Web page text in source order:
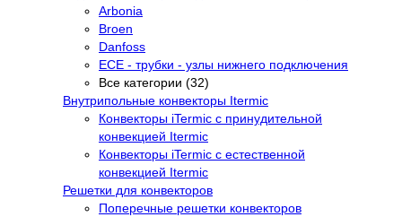
Arbonia
Broen
Danfoss
ECE - трубки - узлы нижнего подключения
Все категории (32)
Внутрипольные конвекторы Itermic
Конвекторы iTermic c принудительной
конвекцией Itermic
Конвекторы iTermic с естественной
конвекцией Itermic
Решетки для конвекторов
Поперечные решетки конвекторов